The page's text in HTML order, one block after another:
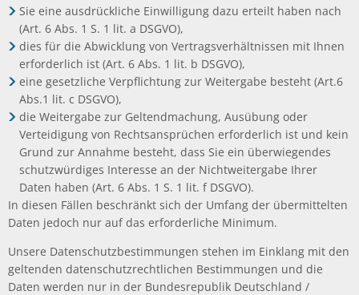
Sie eine ausdrückliche Einwilligung dazu erteilt haben nach
(Art. 6 Abs. 1 S. 1 lit. a DSGVO),
dies für die Abwicklung von Vertragsverhältnissen mit Ihnen
erforderlich ist (Art. 6 Abs. 1 lit. b DSGVO),
eine gesetzliche Verpflichtung zur Weitergabe besteht (Art.6
Abs.1 lit. c DSGVO),
die Weitergabe zur Geltendmachung, Ausübung oder
Verteidigung von Rechtsansprüchen erforderlich ist und kein
Grund zur Annahme besteht, dass Sie ein überwiegendes
schutzwürdiges Interesse an der Nichtweitergabe Ihrer
Daten haben (Art. 6 Abs. 1 S. 1 lit. f DSGVO).
In diesen Fällen beschränkt sich der Umfang der übermittelten
Daten jedoch nur auf das erforderliche Minimum.
Unsere Datenschutzbestimmungen stehen im Einklang mit den
geltenden datenschutzrechtlichen Bestimmungen und die
Daten werden nur in der Bundesrepublik Deutschland /